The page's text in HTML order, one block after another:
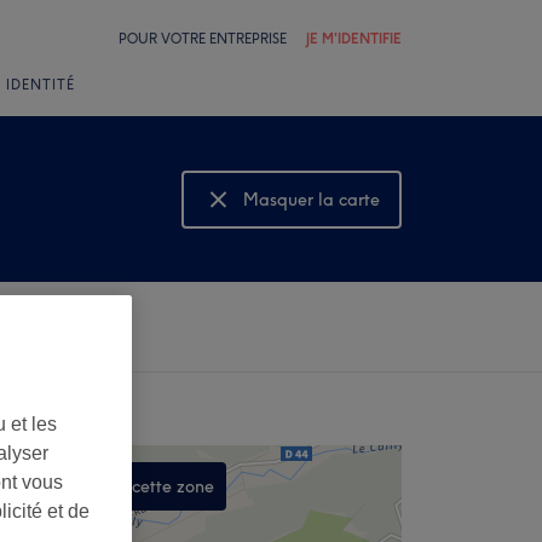
POUR VOTRE ENTREPRISE JE M'IDENTIFIE
IDENTITÉ
Masquer la carte
Montrer la carte
dans cette zone
,
et les
vous
et de